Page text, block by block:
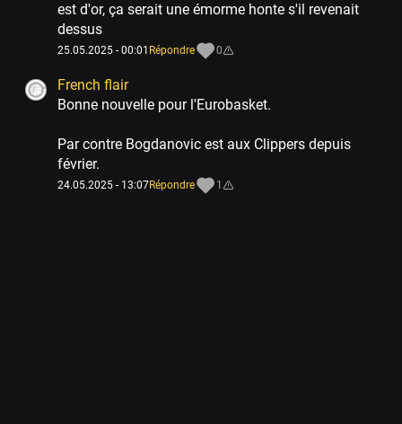
est d'or, ça serait une émorme honte s'il revenait
dessus
25.05.2025 - 00:01 Répondre 0
French flair
Bonne nouvelle pour l'Eurobasket.
Par contre Bogdanovic est aux Clippers depuis
février.
24.05.2025 - 13:07Répondre 1